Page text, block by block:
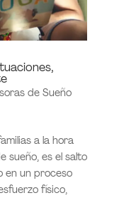
de Sueño
a la hora
sueño, es el salto
en un proceso
físico,